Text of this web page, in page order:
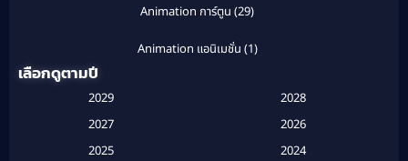
Animation การ์ตูน (29)
Animation แอนิเมชั่น (1)
เลือกดูตามปี
2029
2028
2027
2026
2025
2024